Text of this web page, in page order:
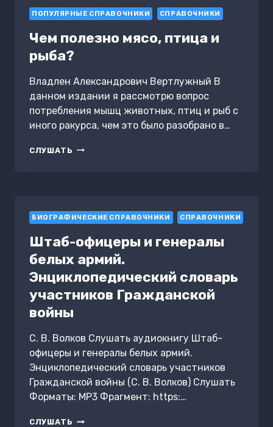
В
УЧРЕЖДЕНИЯХ
ПОПУЛЯРНЫЕ СПРАВОЧНИКИ СПРАВОЧНИКИ
Чем полезно мясо, птица и
рыба?
Владлен Александрович Вертлужный В
данном издании я рассмотрю вопрос
потребления мышц животных, птиц и рыб с
иного ракурса, чем это было разобрано в…
СЛУШАТЬ ЧЕМ
БИОГРАФИЧЕСКИЕ СПРАВОЧНИКИ СПРАВОЧНИКИ
Штаб-офицеры и генералы
белых армий.
Энциклопедический словарь
участников Гражданской
войны
С. В. Волков Слушать аудиокнигу Штаб-
офицеры и генералы белых армий.
Энциклопедический словарь участников
Гражданской войны (С. В. Волков) Слушать
Форматы: MP3 Фрагмент: https:…
СЛУШАТЬ ШТАБ-